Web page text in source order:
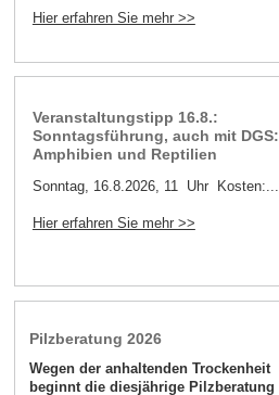
Hier erfahren Sie mehr >>
Veranstaltungstipp 16.8.:
Sonntagsführung, auch mit DGS:
Amphibien und Reptilien
Sonntag, 16.8.2026, 11 Uhr Kosten:...
Hier erfahren Sie mehr >>
Pilzberatung 2026
Wegen der anhaltenden Trockenheit
beginnt die diesjährige Pilzberatung